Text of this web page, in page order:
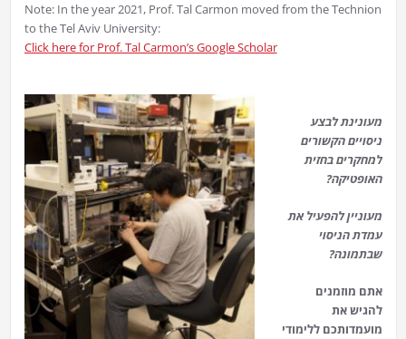
Note: In the year 2021, Prof. Tal Carmon moved from the Technion
to the Tel Aviv University:
Click here for Prof. Tal Carmon’s Google Scholar
מעונינת לבצע
ניסויים הקשורים
למחקרים בחזית
האופטיקה?
מעוניין להפעיל את
עמדת הניסוי
שבתמונה?
אתם מוזמנים
להגיש את
מועמדותכם ללימודי